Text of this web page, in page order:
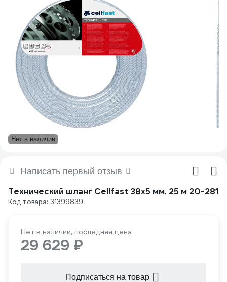
Нет в наличии
Написать первый отзыв
Технический шланг Cellfast 38x5 мм, 25 м 20-281
Код товара: 31399839
Нет в наличии, последняя цена
29 629 ₽
Подписаться на товар